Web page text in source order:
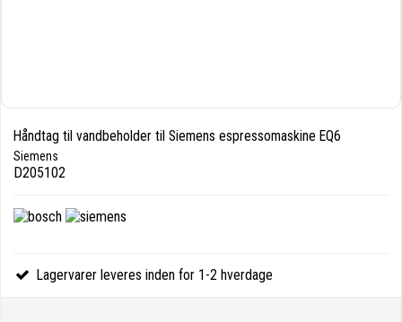
Håndtag til vandbeholder til Siemens espressomaskine EQ6
Siemens
D205102
Lagervarer leveres inden for 1-2 hverdage